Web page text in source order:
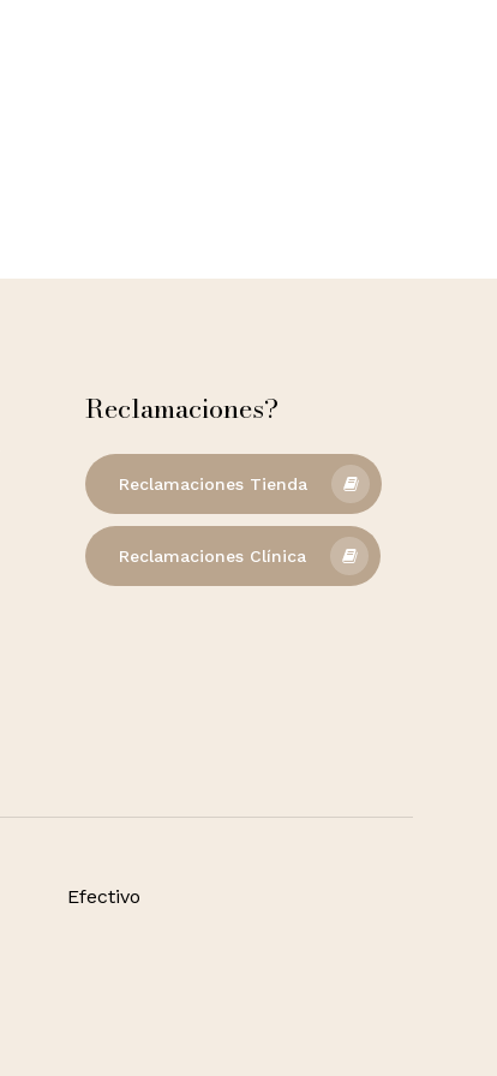
Reclamaciones?
Reclamaciones Tienda
Reclamaciones Clínica
Efectivo